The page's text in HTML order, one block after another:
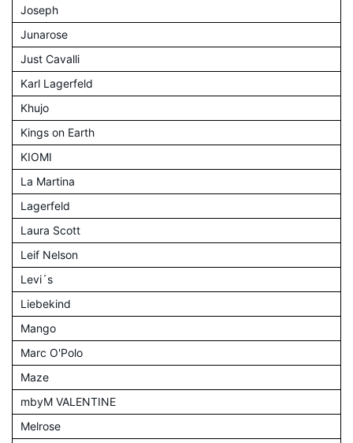
Joseph
Junarose
Just Cavalli
Karl Lagerfeld
Khujo
Kings on Earth
KIOMI
La Martina
Lagerfeld
Laura Scott
Leif Nelson
Levi´s
Liebekind
Mango
Marc O'Polo
Maze
mbyM VALENTINE
Melrose